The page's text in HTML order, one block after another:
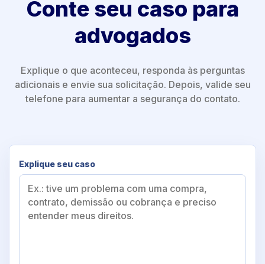
Conte seu caso para
advogados
Explique o que aconteceu, responda às perguntas
adicionais e envie sua solicitação. Depois, valide seu
telefone para aumentar a segurança do contato.
Explique seu caso